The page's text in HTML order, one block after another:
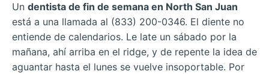
Un dentista de fin de semana en North San Juan
está a una llamada al (833) 200-0346. El diente no
entiende de calendarios. Le late un sábado por la
mañana, ahí arriba en el ridge, y de repente la idea de
aguantar hasta el lunes se vuelve insoportable. Por